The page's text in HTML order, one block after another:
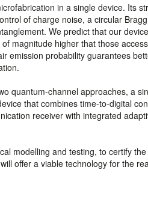
in a single device. Its
of charge noise, a circular
We predict that our
magnitude higher that those
emission probability guarantees
quantum-channel approaches, a
that combines time-to-digital
receiver with integrated
modelling and testing, to certify
offer a viable technology for the